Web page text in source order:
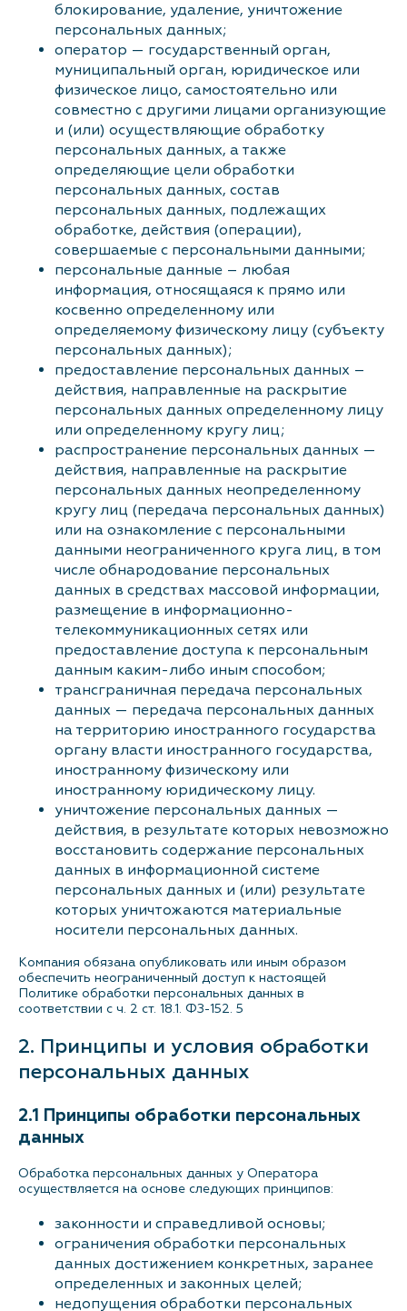
блокирование, удаление, уничтожение
персональных данных;
оператор — государственный орган,
муниципальный орган, юридическое или
физическое лицо, самостоятельно или
совместно с другими лицами организующие
и (или) осуществляющие обработку
персональных данных, а также
определяющие цели обработки
персональных данных, состав
персональных данных, подлежащих
обработке, действия (операции),
совершаемые с персональными данными;
персональные данные – любая
информация, относящаяся к прямо или
косвенно определенному или
определяемому физическому лицу (субъекту
персональных данных);
предоставление персональных данных –
действия, направленные на раскрытие
персональных данных определенному лицу
или определенному кругу лиц;
распространение персональных данных —
действия, направленные на раскрытие
персональных данных неопределенному
кругу лиц (передача персональных данных)
или на ознакомление с персональными
данными неограниченного круга лиц, в том
числе обнародование персональных
данных в средствах массовой информации,
размещение в информационно-
телекоммуникационных сетях или
предоставление доступа к персональным
данным каким-либо иным способом;
трансграничная передача персональных
данных — передача персональных данных
на территорию иностранного государства
органу власти иностранного государства,
иностранному физическому или
иностранному юридическому лицу.
уничтожение персональных данных —
действия, в результате которых невозможно
восстановить содержание персональных
данных в информационной системе
персональных данных и (или) результате
которых уничтожаются материальные
носители персональных данных.
Компания обязана опубликовать или иным образом
обеспечить неограниченный доступ к настоящей
Политике обработки персональных данных в
соответствии с ч. 2 ст. 18.1. ФЗ-152. 5
2. Принципы и условия обработки
персональных данных
2.1 Принципы обработки персональных
данных
Обработка персональных данных у Оператора
осуществляется на основе следующих принципов:
законности и справедливой основы;
ограничения обработки персональных
данных достижением конкретных, заранее
определенных и законных целей;
недопущения обработки персональных